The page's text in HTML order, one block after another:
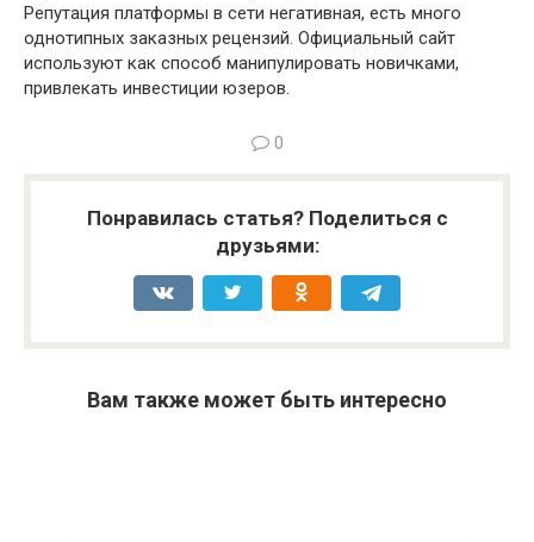
Репутация платформы в сети негативная, есть много
однотипных заказных рецензий. Официальный сайт
используют как способ манипулировать новичками,
привлекать инвестиции юзеров.
0
Понравилась статья? Поделиться с
друзьями:
Вам также может быть интересно